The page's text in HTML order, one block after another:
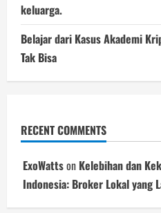
keluarga.
Belajar dari Kasus Akademi
Tak Bisa
RECENT COMMENTS
ExoWattson Kelebihan dan
Indonesia: Broker Lokal yang